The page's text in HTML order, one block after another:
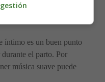
para aumentar la
íntimo es un buen punto
el parto. Por
música suave puede